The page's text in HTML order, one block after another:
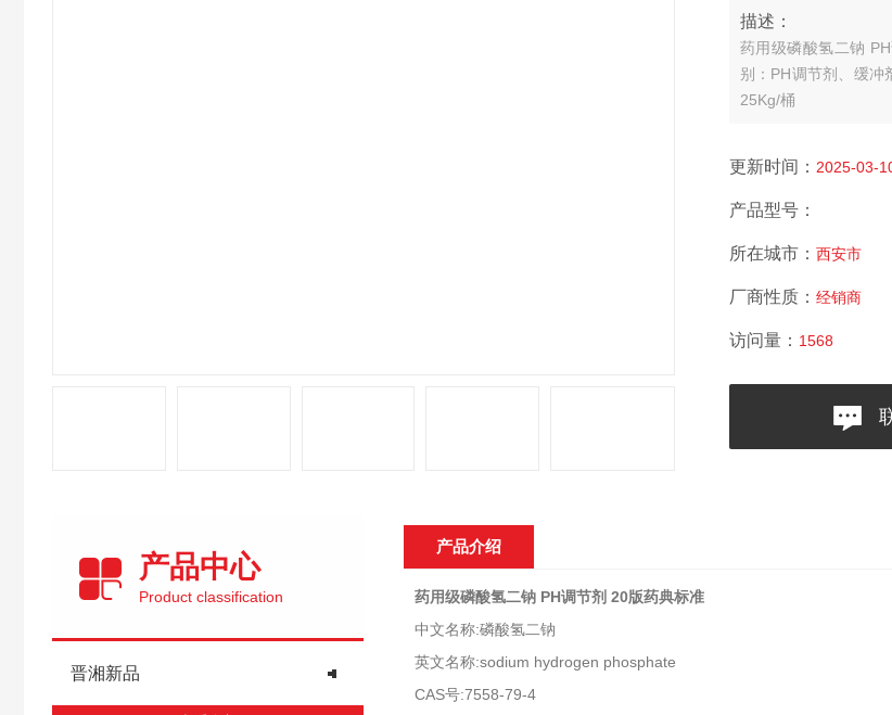
描述：
药用级磷酸氢二钠
别：PH调节剂、缓冲
25Kg/桶
更新时间： 2025-03-
产品型号：
所在城市： 西安市
厂商性质： 经销商
访问量： 1568
产品中心
Product classification
晋湘新品
产品介绍
药用级磷酸氢二钠 PH调节剂 20版药典标准
中文名称:磷酸氢二钠
英文名称:sodium hydrogen phosphate
CAS号:7558-79-4